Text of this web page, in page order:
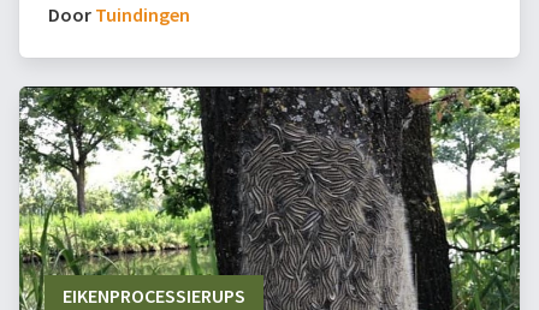
Door Tuindingen
EIKENPROCESSIERUPS